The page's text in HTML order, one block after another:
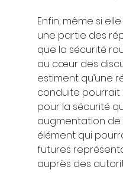
Enfin, même si
une partie des
que la sécurité
au cœur des
estiment qu’une
conduite pourrait
pour la sécurité
augmentation de
élément qui
futures
auprès des